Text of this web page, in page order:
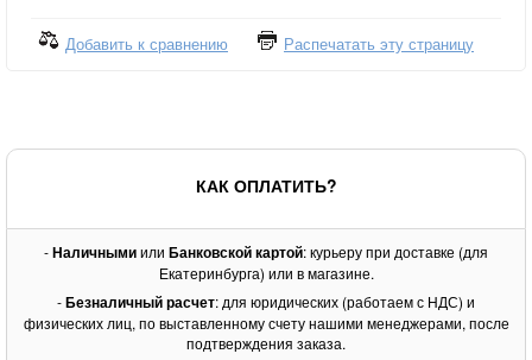
Добавить к сравнению Распечатать эту страницу
КАК ОПЛАТИТЬ?
-Наличнымиили Банковской картой: курьеру при доставке (для
Екатеринбурга) или в магазине.
-Безналичный расчет: для юридических (работаем с НДС) и
физических лиц, по выставленному счету нашими менеджерами, после
подтверждения заказа.